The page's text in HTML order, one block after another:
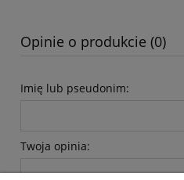
Opinie o produkcie (0)
Imię lub pseudonim:
Twoja opinia: